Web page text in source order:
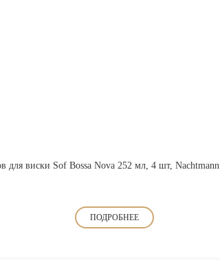
для виски Sof Bossa Nova 252 мл, 4 шт, Nachtmann
ПОДРОБНЕЕ